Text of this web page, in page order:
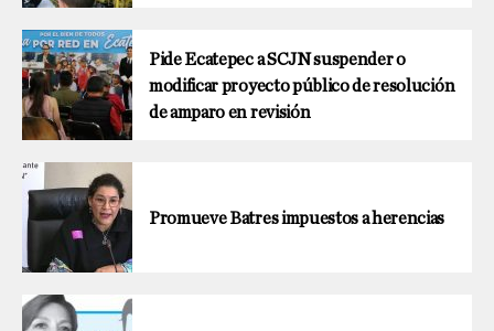
Pide Ecatepec a SCJN suspender o
modificar proyecto público de resolución
de amparo en revisión
Promueve Batres impuestos a herencias